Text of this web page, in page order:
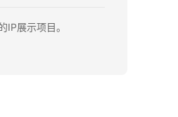
IP展示项目。